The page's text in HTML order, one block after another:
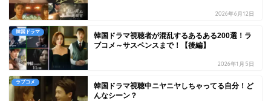
2026年6月12日
韓国ドラマ
韓国ドラマ視聴者が混乱するあるある200選！ラ
ブコメ～サスペンスまで！【後編】
2026年1月5日
ラブコメ
韓国ドラマ視聴中ニヤニヤしちゃってる自分！ど
んなシーン？